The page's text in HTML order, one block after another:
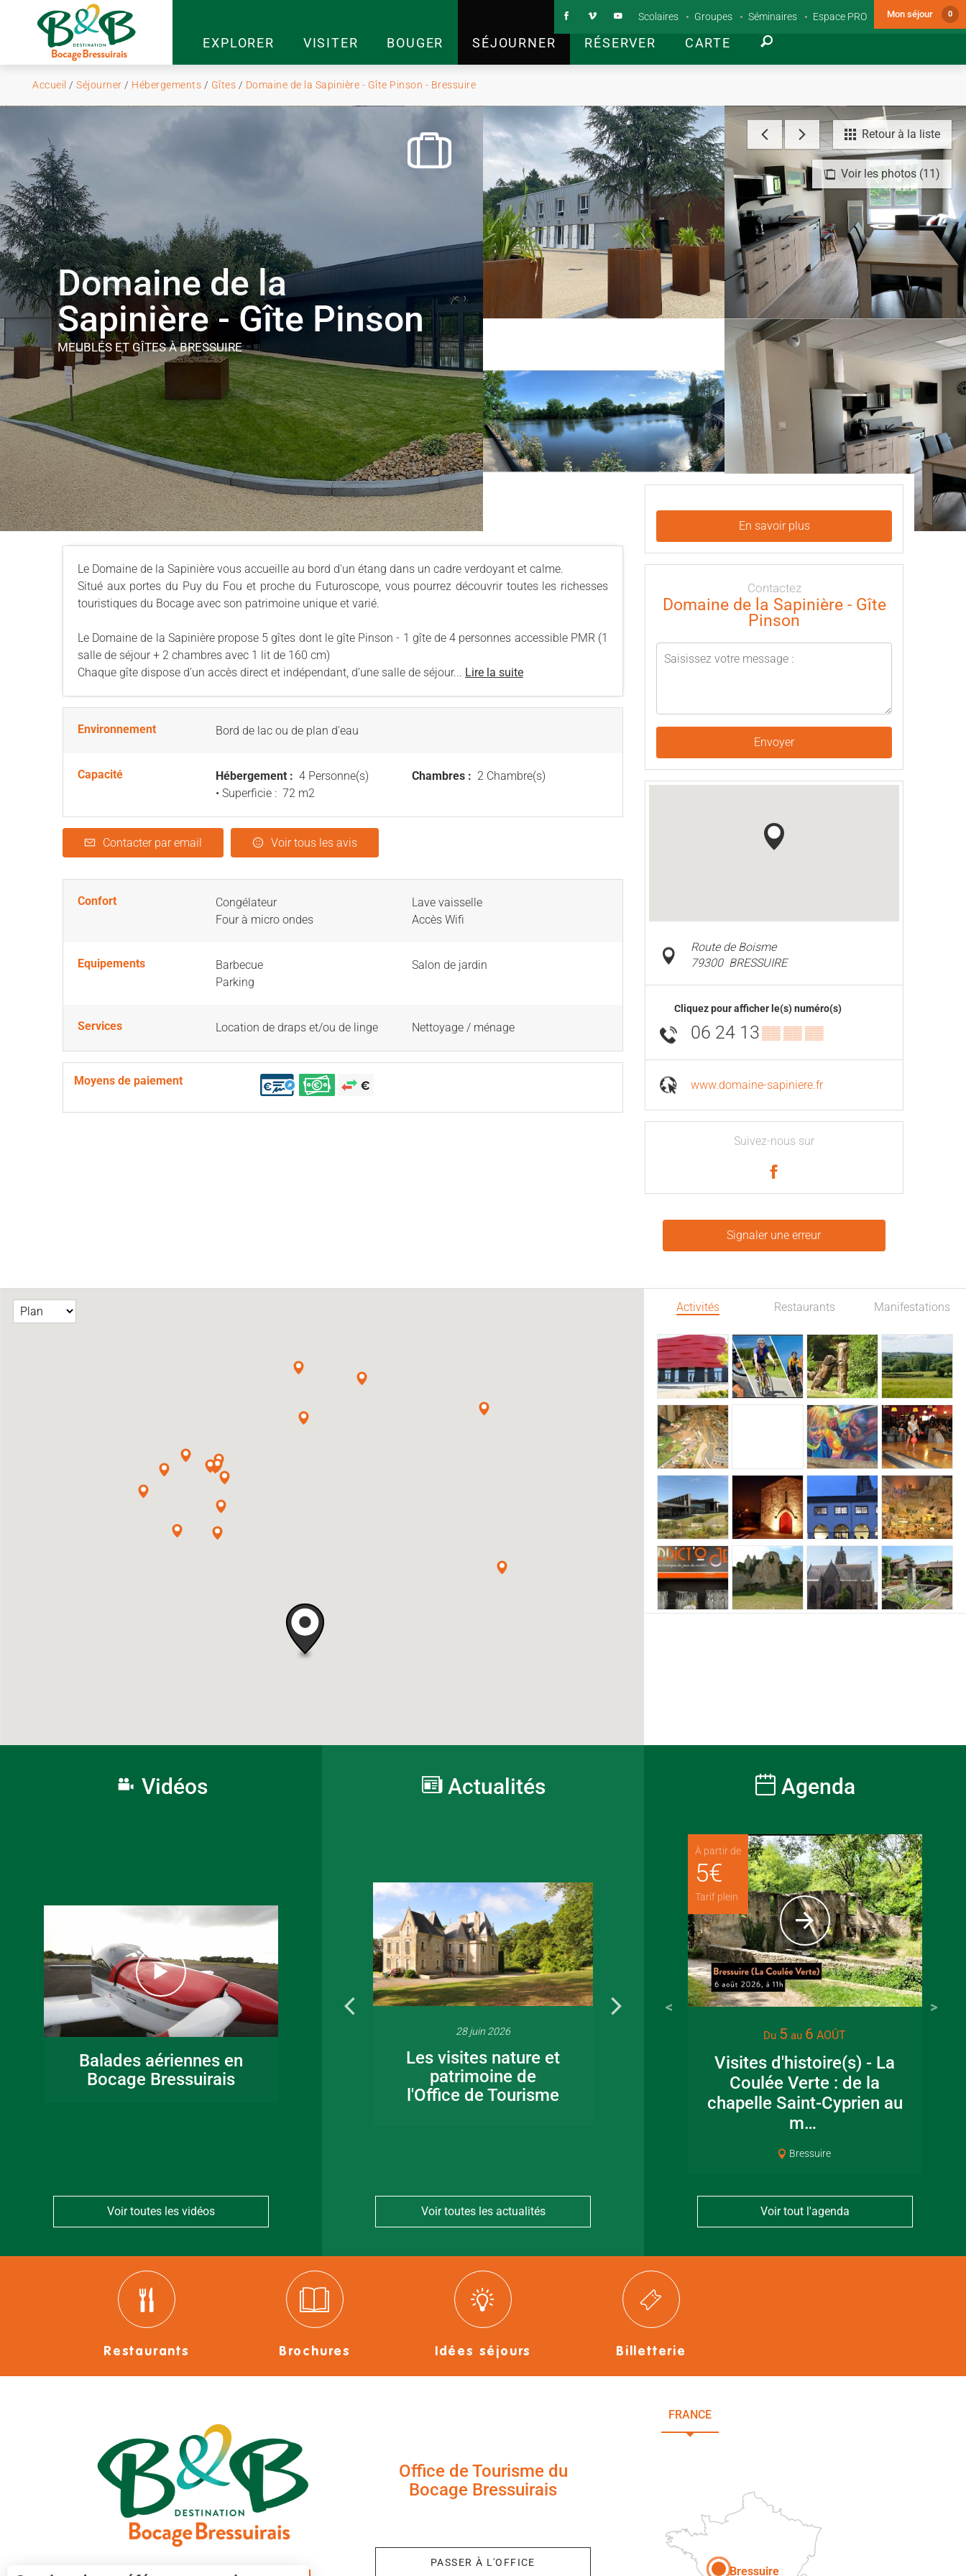
EXPLORER VISITER BOUGER SÉJOURNER RÉSERVER CARTE
Scolaires Groupes Séminaires Espace PRO Mon séjour 0
Accueil / Séjourner / Hébergements / Gîtes / Domaine de la Sapinière - Gîte Pinson - Bressuire
Voir les photos (11)
Retour à la liste
Domaine de la
Sapinière - Gîte Pinson
MEUBLÉS ET GÎTESÀ BRESSUIRE
Le Domaine de la Sapinière vous accueille au bord d'un étang dans un cadre verdoyant et calme.
Situé aux portes du Puy du Fou et proche du Futuroscope, vous pourrez découvrir toutes les richesses
touristiques du Bocage avec son patrimoine unique et varié.
Le Domaine de la Sapinière propose 5 gîtes dont le gîte Pinson - 1 gîte de 4 personnes accessible PMR (1
salle de séjour + 2 chambres avec 1 lit de 160 cm)
Chaque gîte dispose d’un accès direct et indépendant, d’une salle de séjour... Lire la suite
Environnement Bord de lac ou de plan d'eau
Capacité Hébergement : 4 Personne(s)
• Superficie : 72 m2
Chambres : 2 Chambre(s)
Contacter par email Voir tous les avis
Confort
Congélateur
Four à micro ondes
Lave vaisselle
Accès Wifi
Equipements
Barbecue
Parking
Salon de jardin
Services Location de draps et/ou de linge Nettoyage / ménage
Moyens de paiement
En savoir plus
Contactez
Domaine de la Sapinière - Gîte
Pinson
Envoyer
Route de Boisme
79300 BRESSUIRE
Cliquez pour afficher le(s) numéro(s)
06 24 13▒▒ ▒▒ ▒▒
www.domaine-sapiniere.fr
Suivez-nous sur
Signaler une erreur
Activités Restaurants Manifestations
Vidéos
Balades aériennes en
Bocage Bressuirais
Voir toutes les vidéos
Actualités
16 juin 2026
Fête de la musique
en Bocage
28 juin 2026
Les visites nature et
patrimoine de
l'Office de Tourisme
Visite guidée en
canoë en Bocage
Bressuirais
Fête de la
Voir toutes les actualités
Agenda
À partir de
5€
Tarif plein
Du 5 au 6 AOÛT
Visites d'histoire(s) - La
Coulée Verte : de la
chapelle Saint-Cyprien au
m…
Bressuire
Voir tout l'agenda
Restaurants Brochures Idées séjours Billetterie
Office de Tourisme du
Bocage Bressuirais
PASSER À L'OFFICE
FRANCE
Bressuire